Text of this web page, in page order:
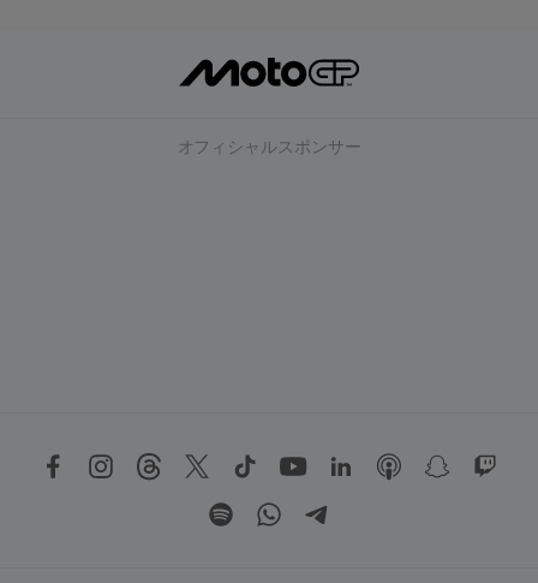
オフィシャルスポンサー